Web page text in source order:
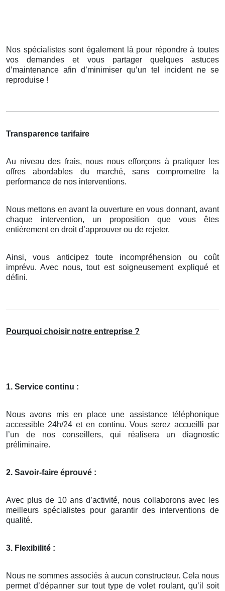
Nos spécialistes sont également là pour répondre à toutes
vos demandes et vous partager quelques astuces
d’maintenance afin d’minimiser qu’un tel incident ne se
reproduise !
Transparence tarifaire
Au niveau des frais, nous nous efforçons à pratiquer les
offres abordables du marché, sans compromettre la
performance de nos interventions.
Nous mettons en avant la ouverture en vous donnant, avant
chaque intervention, un proposition que vous êtes
entièrement en droit d’approuver ou de rejeter.
Ainsi, vous anticipez toute incompréhension ou coût
imprévu. Avec nous, tout est soigneusement expliqué et
défini.
Pourquoi choisir notre entreprise ?
1. Service continu :
Nous avons mis en place une assistance téléphonique
accessible 24h/24 et en continu. Vous serez accueilli par
l’un de nos conseillers, qui réalisera un diagnostic
préliminaire.
2. Savoir-faire éprouvé :
Avec plus de 10 ans d’activité, nous collaborons avec les
meilleurs spécialistes pour garantir des interventions de
qualité.
3. Flexibilité :
Nous ne sommes associés à aucun constructeur. Cela nous
permet d’dépanner sur tout type de volet roulant, qu’il soit